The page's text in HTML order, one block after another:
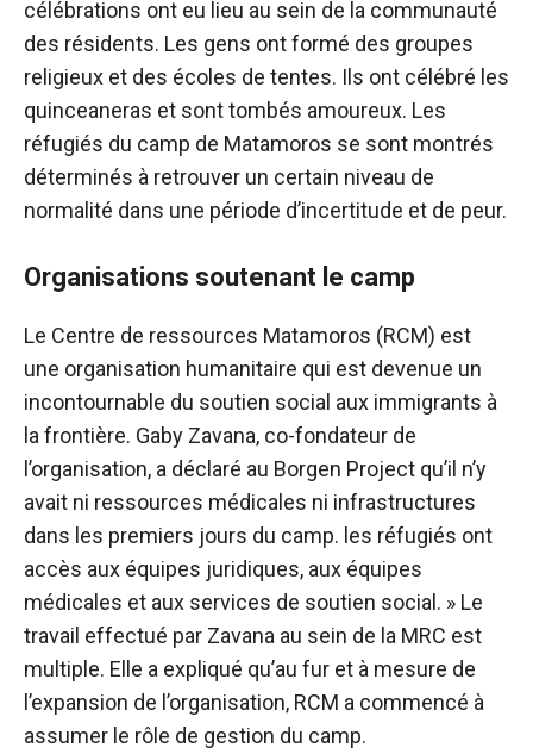
célébrations ont eu lieu au sein de la communauté
des résidents. Les gens ont formé des groupes
religieux et des écoles de tentes. Ils ont célébré les
quinceaneras et sont tombés amoureux. Les
réfugiés du camp de Matamoros se sont montrés
déterminés à retrouver un certain niveau de
normalité dans une période d’incertitude et de peur.
Organisations soutenant le camp
Le Centre de ressources Matamoros (RCM) est
une organisation humanitaire qui est devenue un
incontournable du soutien social aux immigrants à
la frontière. Gaby Zavana, co-fondateur de
l’organisation, a déclaré au Borgen Project qu’il n’y
avait ni ressources médicales ni infrastructures
dans les premiers jours du camp. les réfugiés ont
accès aux équipes juridiques, aux équipes
médicales et aux services de soutien social. » Le
travail effectué par Zavana au sein de la MRC est
multiple. Elle a expliqué qu’au fur et à mesure de
l’expansion de l’organisation, RCM a commencé à
assumer le rôle de gestion du camp.